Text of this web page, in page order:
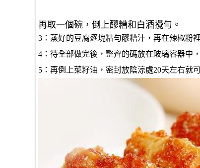
再取一個碗，倒上醪糟和白酒攪勻。
3：蒸好的豆腐逐塊粘勻醪糟汁，再在辣椒粉
4：待全部做完後，整齊的碼放在玻璃容器中
5：再倒上菜籽油，密封放陰涼處20天左右就